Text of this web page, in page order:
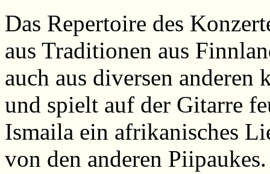
Das Repertoire des
aus Traditionen aus
auch aus diversen
und spielt auf der Gitarre
Ismaila ein afrikanisches
von den anderen